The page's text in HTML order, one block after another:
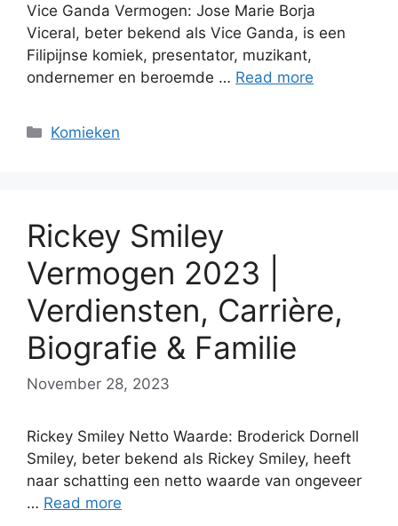
Vice Ganda Vermogen: Jose Marie Borja
Viceral, beter bekend als Vice Ganda, is een
Filipijnse komiek, presentator, muzikant,
ondernemer en beroemde … Read more
Categories
Komieken
Rickey Smiley
Vermogen 2023 |
Verdiensten, Carrière,
Biografie & Familie
November 28, 2023
Rickey Smiley Netto Waarde: Broderick Dornell
Smiley, beter bekend als Rickey Smiley, heeft
naar schatting een netto waarde van ongeveer
… Read more